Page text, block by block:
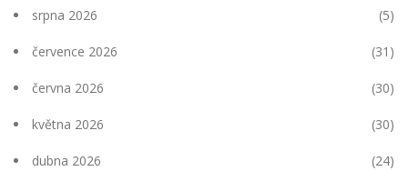
srpna 2026 (5)
července 2026 (31)
června 2026 (30)
května 2026 (30)
dubna 2026 (24)